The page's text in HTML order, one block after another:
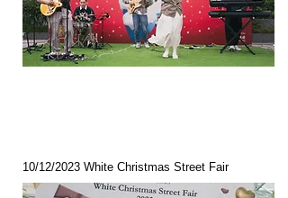
10/12/2023 White Christmas Street Fair